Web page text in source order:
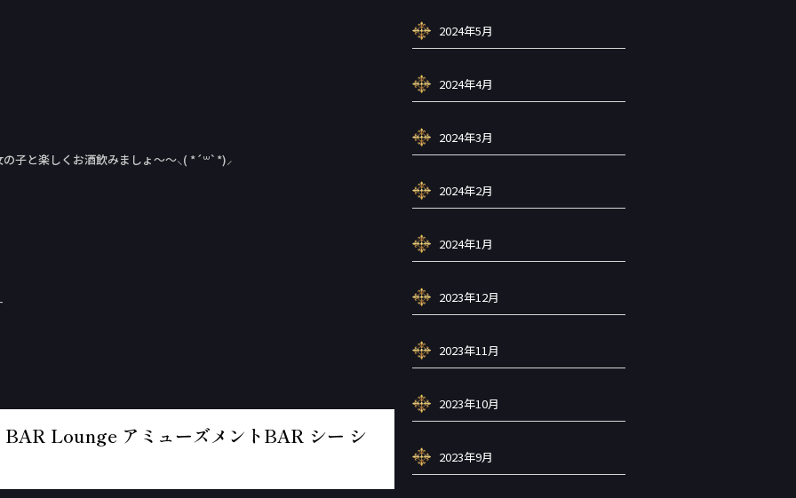
子と楽しくお酒飲みましょ〜〜⸜( *´꒳`*)⸝
Lounge アミューズメントBAR シー シ
2024年5月
2024年4月
2024年3月
2024年2月
2024年1月
2023年12月
2023年11月
2023年10月
2023年9月